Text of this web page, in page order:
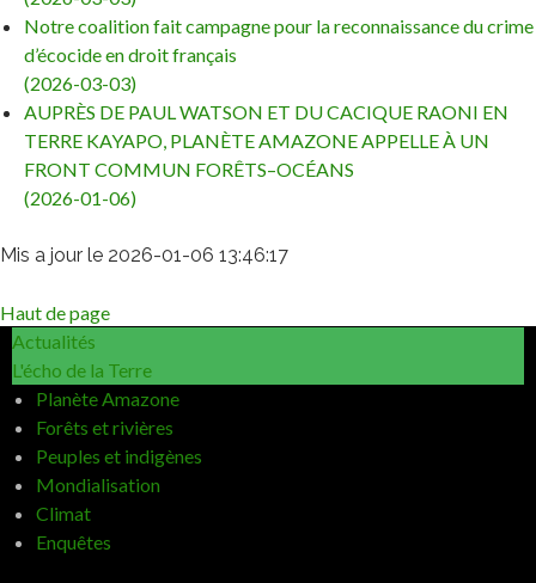
Notre coalition fait campagne pour la reconnaissance du crime
d’écocide en droit français
(2026-03-03)
AUPRÈS DE PAUL WATSON ET DU CACIQUE RAONI EN
TERRE KAYAPO, PLANÈTE AMAZONE APPELLE À UN
FRONT COMMUN FORÊTS–OCÉANS
(2026-01-06)
Mis a jour le 2026-01-06 13:46:17
Haut de page
Actualités
L'écho de la Terre
Planète Amazone
Forêts et rivières
Peuples et indigènes
Mondialisation
Climat
Enquêtes